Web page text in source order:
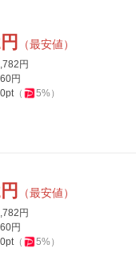
円 （最安値）
円
円
pt（ 5%）
円 （最安値）
円
円
pt（ 5%）